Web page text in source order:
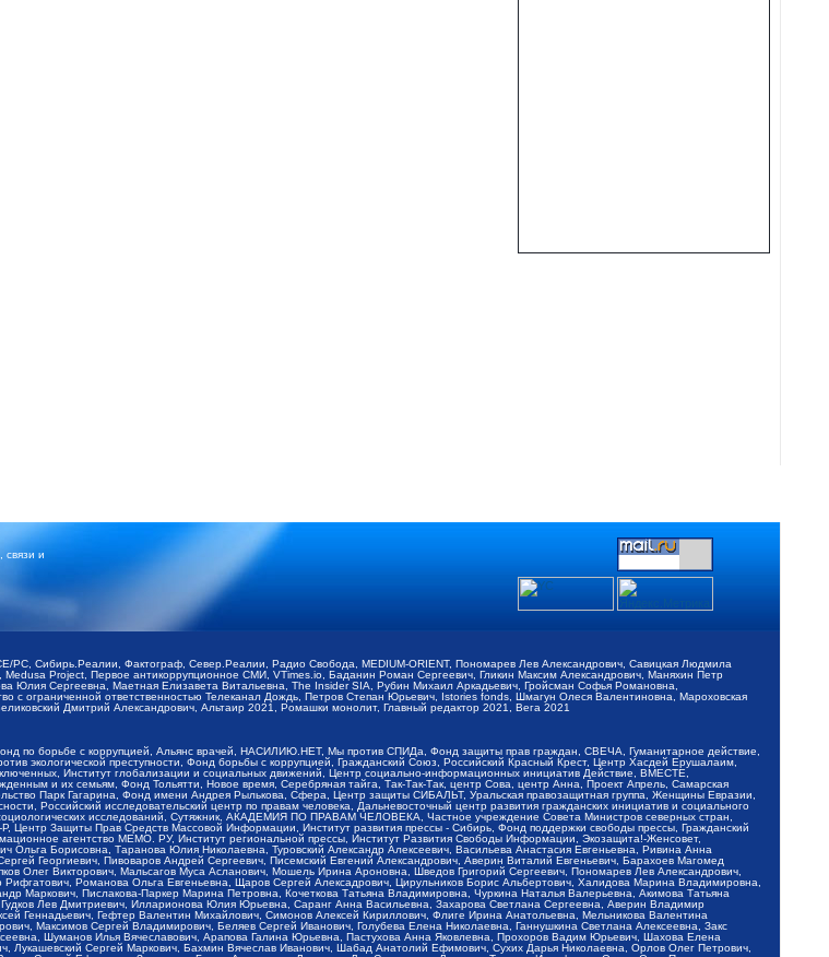
и
Сибирь.Реалии, Фактограф, Север.Реалии, Радио Свобода, MEDIUM-ORIENT, Пономарев Лев Александрович, Савицкая Людмила
Project, Первое антикоррупционное СМИ, VTimes.io, Баданин Роман Сергеевич, Гликин Максим Александрович, Маняхин Петр
Сергеевна, Маетная Елизавета Витальевна, The Insider SIA, Рубин Михаил Аркадьевич, Гройсман Софья Романовна,
с ограниченной ответственностью Телеканал Дождь, Петров Степан Юрьевич, Istories fonds, Шмагун Олеся Валентиновна, Мароховская
Дмитрий Александрович, Альтаир 2021, Ромашки монолит, Главный редактор 2021, Вега 2021
по борьбе с коррупцией, Альянс врачей, НАСИЛИЮ.НЕТ, Мы против СПИДа, Фонд защиты прав граждан, СВЕЧА, Гуманитарное действие,
экологической преступности, Фонд борьбы с коррупцией, Гражданский Союз, Российский Красный Крест, Центр Хасдей Ерушалаим,
Институт глобализации и социальных движений, Центр социально-информационных инициатив Действие, ВМЕСТЕ,
и их семьям, Фонд Тольятти, Новое время, Серебряная тайга, Так-Так-Так, центр Сова, центр Анна, Проект Апрель, Самарская
Парк Гагарина, Фонд имени Андрея Рылькова, Сфера, Центр защиты СИБАЛЬТ, Уральская правозащитная группа, Женщины Евразии,
Российский исследовательский центр по правам человека, Дальневосточный центр развития гражданских инициатив и социального
исследований, Сутяжник, АКАДЕМИЯ ПО ПРАВАМ ЧЕЛОВЕКА, Частное учреждение Совета Министров северных стран,
Центр Защиты Прав Средств Массовой Информации, Институт развития прессы - Сибирь, Фонд поддержки свободы прессы, Гражданский
агентство МЕМО. РУ, Институт региональной прессы, Институт Развития Свободы Информации, Экозащита!-Женсовет,
Борисовна, Таранова Юлия Николаевна, Туровский Александр Алексеевич, Васильева Анастасия Евгеньевна, Ривина Анна
Георгиевич, Пивоваров Андрей Сергеевич, Писемский Евгений Александрович, Аверин Виталий Евгеньевич, Барахоев Магомед
Олег Викторович, Мальсагов Муса Асланович, Мошель Ирина Ароновна, Шведов Григорий Сергеевич, Пономарев Лев Александрович,
Романова Ольга Евгеньевна, Щаров Сергей Алексадрович, Цирульников Борис Альбертович, Халидова Марина Владимировна,
Маркович, Пислакова-Паркер Марина Петровна, Кочеткова Татьяна Владимировна, Чуркина Наталья Валерьевна, Акимова Татьяна
Лев Дмитриевич, Илларионова Юлия Юрьевна, Саранг Анна Васильевна, Захарова Светлана Сергеевна, Аверин Владимир
Геннадьевич, Гефтер Валентин Михайлович, Симонов Алексей Кириллович, Флиге Ирина Анатольевна, Мельникова Валентина
Максимов Сергей Владимирович, Беляев Сергей Иванович, Голубева Елена Николаевна, Ганнушкина Светлана Алексеевна, Закс
Шуманов Илья Вячеславович, Арапова Галина Юрьевна, Пастухова Анна Яковлевна, Прохоров Вадим Юрьевич, Шахова Елена
Сергей Маркович, Бахмин Вячеслав Иванович, Шабад Анатолий Ефимович, Сухих Дарья Николаевна, Орлов Олег Петрович,